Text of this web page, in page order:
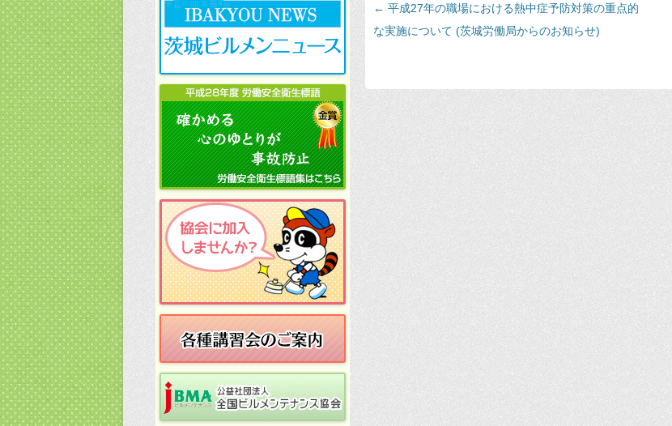
投
稿
ゲ
ョ
← 平成27年の職場における熱中症予防対策の重点的
な実施について (茨城労働局からのお知らせ)